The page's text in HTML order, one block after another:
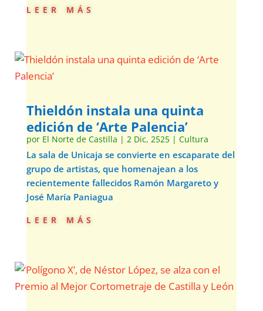
leer más
Thieldón instala una quinta
edición de ‘Arte Palencia’
por El Norte de Castilla | 2 Dic, 2525| Cultura
La sala de Unicaja se convierte en escaparate del
grupo de artistas, que homenajean a los
recientemente fallecidos Ramón Margareto y
José María Paniagua
leer más